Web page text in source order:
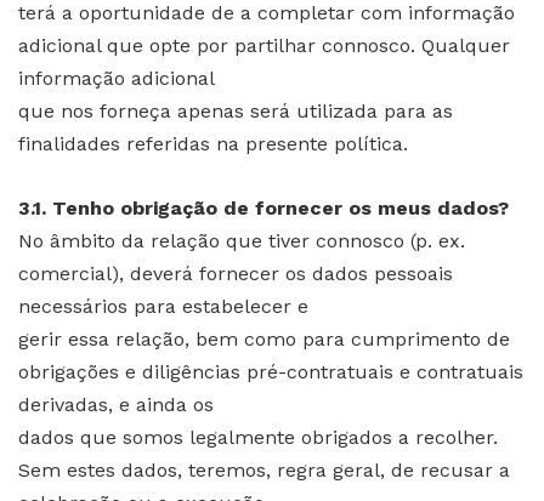
terá a oportunidade de a completar com informação
adicional que opte por partilhar connosco. Qualquer
informação adicional
que nos forneça apenas será utilizada para as
finalidades referidas na presente política.
3.1. Tenho obrigação de fornecer os meus dados?
No âmbito da relação que tiver connosco (p. ex.
comercial), deverá fornecer os dados pessoais
necessários para estabelecer e
gerir essa relação, bem como para cumprimento de
obrigações e diligências pré-contratuais e contratuais
derivadas, e ainda os
dados que somos legalmente obrigados a recolher.
Sem estes dados, teremos, regra geral, de recusar a